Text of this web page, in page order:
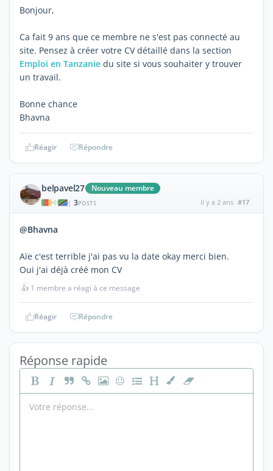
Bonjour,
Ca fait 9 ans que ce membre ne s'est pas connecté au
site. Pensez à créer votre CV détaillé dans la section
Emploi en Tanzanie du site si vous souhaiter y trouver
un travail.
Bonne chance
Bhavna
Réagir Répondre
belpavel27 Nouveau membre
| 3POSTS il y a 2 ans #17
@Bhavna
Aïe c'est terrible j'ai pas vu la date okay merci bien.
Oui j'ai déjà créé mon CV
👍 1 membre a réagi à ce message
Réagir Répondre
Réponse rapide